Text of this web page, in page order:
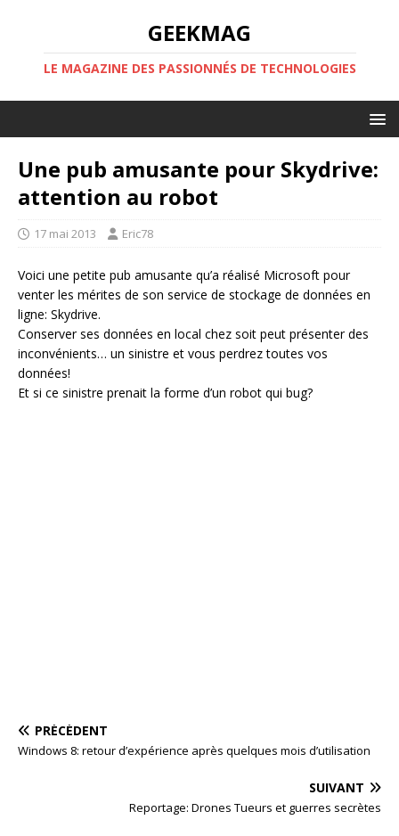
GEEKMAG
LE MAGAZINE DES PASSIONNÉS DE TECHNOLOGIES
Une pub amusante pour Skydrive:
attention au robot
17 mai 2013 Eric78
Voici une petite pub amusante qu’a réalisé Microsoft pour
venter les mérites de son service de stockage de données en
ligne: Skydrive.
Conserver ses données en local chez soit peut présenter des
inconvénients… un sinistre et vous perdrez toutes vos
données!
Et si ce sinistre prenait la forme d’un robot qui bug?
PRÉCÉDENT
Windows 8: retour d’expérience après quelques mois d’utilisation
SUIVANT
Reportage: Drones Tueurs et guerres secrètes